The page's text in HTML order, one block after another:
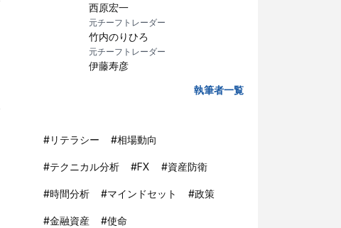
西原宏一
元チーフトレーダー
竹内のりひろ
元チーフトレーダー
伊藤寿彦
執筆者一覧
#リテラシー #相場動向
#テクニカル分析 #FX #資産防衛
#時間分析 #マインドセット #政策
#金融資産 #使命